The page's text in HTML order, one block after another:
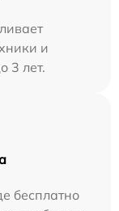
и
3 лет.
бесплатно